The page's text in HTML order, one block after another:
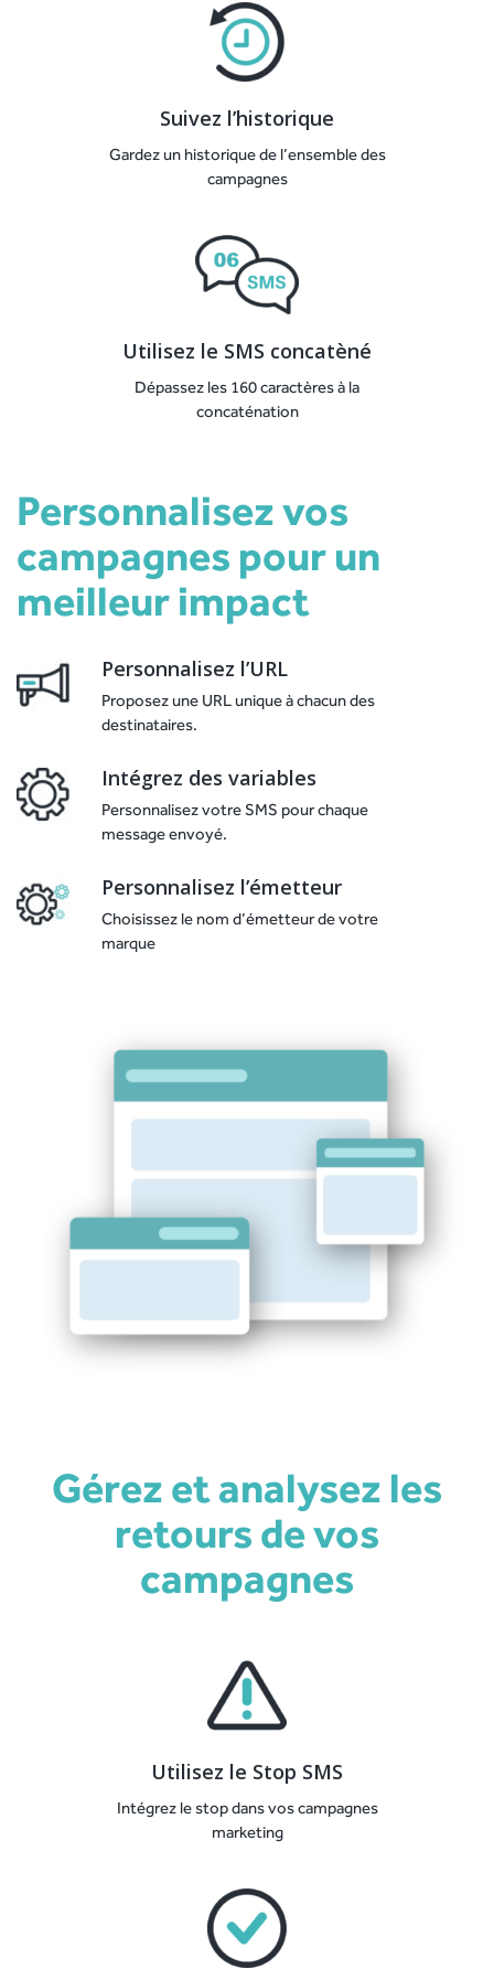
Suivez l’historique
Gardez un historique de l’ensemble des
campagnes
Utilisez le SMS concatèné
Dépassez les 160 caractères à la
concaténation
Personnalisez vos
campagnes pour un
meilleur impact
Personnalisez l’URL
Proposez une URL unique à chacun des
destinataires.
Intégrez des variables
Personnalisez votre SMS pour chaque
message envoyé.
Personnalisez l’émetteur
Choisissez le nom d’émetteur de votre
marque
Gérez et analysez les
retours de vos
campagnes
Utilisez le Stop SMS
Intégrez le stop dans vos campagnes
marketing